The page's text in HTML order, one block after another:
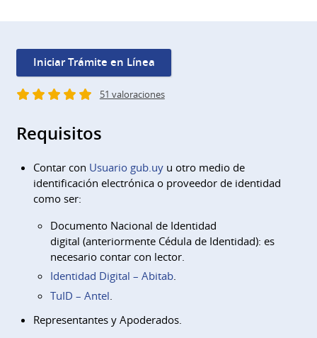
Iniciar Trámite en Línea
51 valoraciones
Requisitos
Contar con Usuario gub.uyu otro medio de
identificación electrónica o proveedor de identidad
como ser:
Documento Nacional de Identidad
digital (anteriormente Cédula de Identidad): es
necesario contar con lector.
Identidad Digital – Abitab.
TuID – Antel
Representantes y Apoderados.